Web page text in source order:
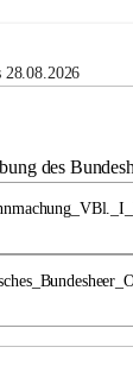
28.08.2026
des